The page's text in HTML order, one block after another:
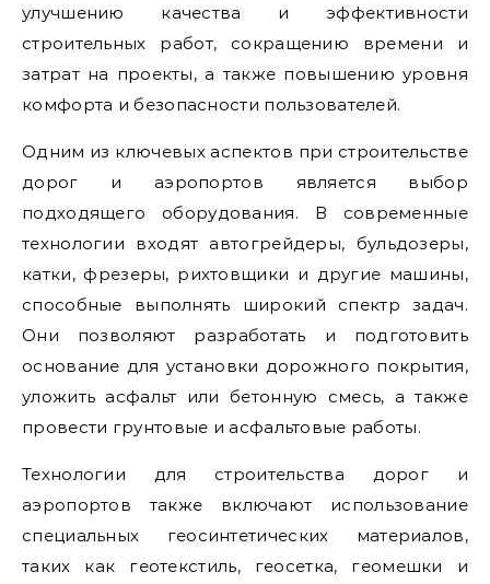
улучшению качества и эффективности
строительных работ, сокращению времени и
затрат на проекты, а также повышению уровня
комфорта и безопасности пользователей.
Одним из ключевых аспектов при строительстве
дорог и аэропортов является выбор
подходящего оборудования. В современные
технологии входят автогрейдеры, бульдозеры,
катки, фрезеры, рихтовщики и другие машины,
способные выполнять широкий спектр задач.
Они позволяют разработать и подготовить
основание для установки дорожного покрытия,
уложить асфальт или бетонную смесь, а также
провести грунтовые и асфальтовые работы.
Технологии для строительства дорог и
аэропортов также включают использование
специальных геосинтетических материалов,
таких как геотекстиль, геосетка, геомешки и